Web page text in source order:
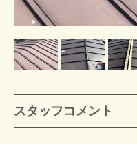
スタッフコメント